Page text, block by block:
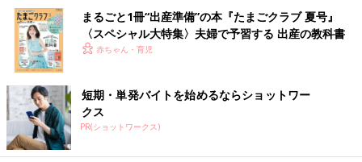
すくすく成長中の夢空ちゃん。（画像は
辻希美さんInstagramより）
――離乳食作りにおすすめのグッズを教えてください。
辻 大活躍しているのが自動調理ポットです。材料を入れてボタ
ンを押すだけでスープやおかゆが作れちゃう！ 食材のつぶし具
合も設定できるので、初期の離乳食もあっという間にできます。
18年前、初めて離乳食を作ったころは、食材をゆでてからざるで
まるごと1冊“出産準備”の本『たまごクラブ 夏号』
〈スペシャル大特集〉夫婦で予習する 出産の教科書
赤ちゃん・育児
短期・単発バイトを始めるならショットワー
クス
PR(ショットワークス)